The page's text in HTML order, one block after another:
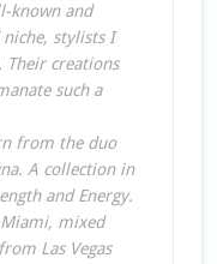
known and
stylists I
Their creations
such a
from the duo
A collection in
and Energy.
mixed
Las Vegas